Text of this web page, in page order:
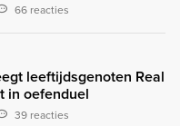
66 reacties
leeftijdsgenoten Real
in oefenduel
39 reacties